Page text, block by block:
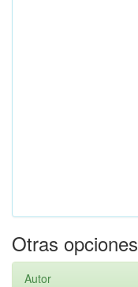
Otras
Autor